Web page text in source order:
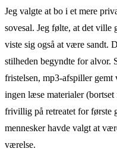
Jeg valgte at bo i et mere
sovesal. Jeg følte, at det ville
viste sig også at være sandt.
stilheden begyndte for alvor.
fristelsen, mp3-afspiller
ingen læse materialer
frivillig på retreatet for første
mennesker havde valgt at
værelse.